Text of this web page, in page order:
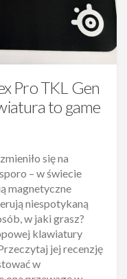
Pro TKL Gen
to game
się na
– w świecie
magnetyczne
niespotykaną
w jaki grasz?
klawiatury
jej recenzję
w